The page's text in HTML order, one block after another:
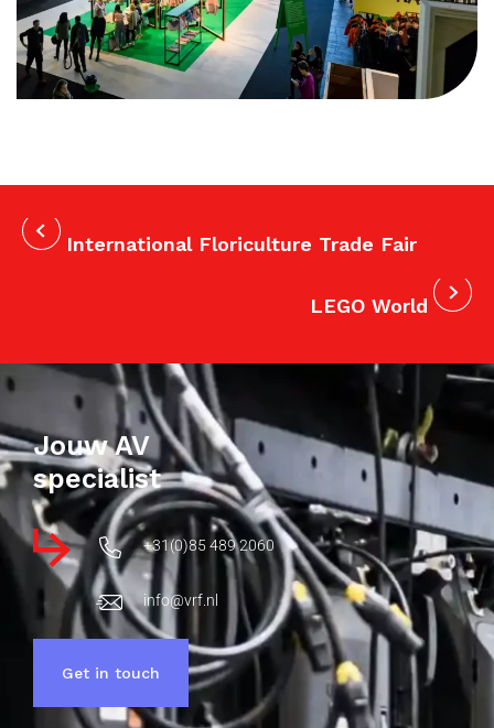
International Floriculture Trade Fair
LEGO World
Jouw AV
specialist
+31(0)85 489 2060
info@vrf.nl
Get in touch